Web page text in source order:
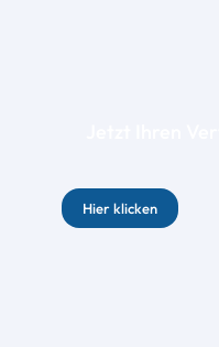
Hier klicken